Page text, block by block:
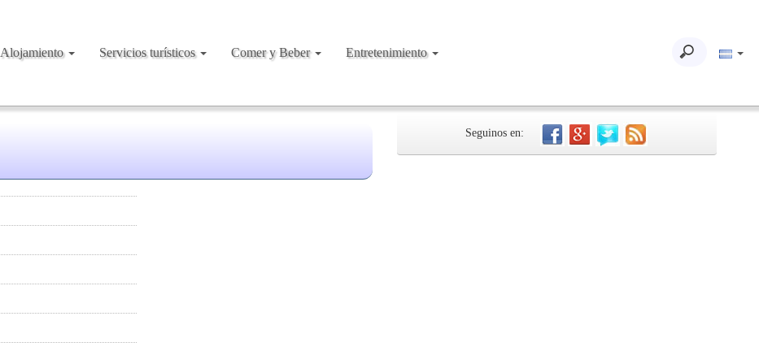
Alojamiento Servicios turísticos Comer y Beber Entretenimiento
Seguinos en: